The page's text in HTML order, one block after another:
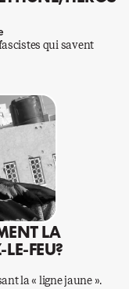
qui savent
LA
LE-FEU?
la « ligne jaune ».